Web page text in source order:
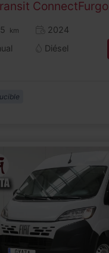
Connect
km
2024
Diésel